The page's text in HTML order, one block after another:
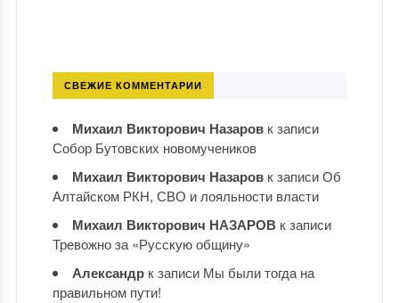
СВЕЖИЕ КОММЕНТАРИИ
Михаил Викторович Назаровк записи
Собор Бутовских новомучеников
Михаил Викторович Назаровк записиОб
Алтайском РКН, СВО и лояльности власти
Михаил Викторович НАЗАРОВ к записи
Тревожно за «Русскую общину»
Александрк записи Мы были тогда на
правильном пути!